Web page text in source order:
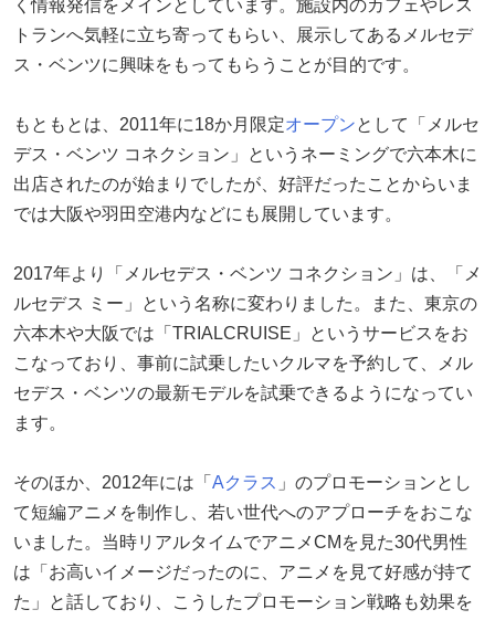
く情報発信をメインとしています。施設内のカフェやレス
トランへ気軽に立ち寄ってもらい、展示してあるメルセデ
ス・ベンツに興味をもってもらうことが目的です。
もともとは、2011年に18か月限定オープンとして「メルセ
デス・ベンツ コネクション」というネーミングで六本木に
出店されたのが始まりでしたが、好評だったことからいま
では大阪や羽田空港内などにも展開しています。
2017年より「メルセデス・ベンツ コネクション」は、「メ
ルセデス ミー」という名称に変わりました。また、東京の
六本木や大阪では「TRIALCRUISE」というサービスをお
こなっており、事前に試乗したいクルマを予約して、メル
セデス・ベンツの最新モデルを試乗できるようになってい
ます。
そのほか、2012年には「 Aクラス 」のプロモーションとし
て短編アニメを制作し、若い世代へのアプローチをおこな
いました。当時リアルタイムでアニメCMを見た30代男性
は「お高いイメージだったのに、アニメを見て好感が持て
た」と話しており、こうしたプロモーション戦略も効果を